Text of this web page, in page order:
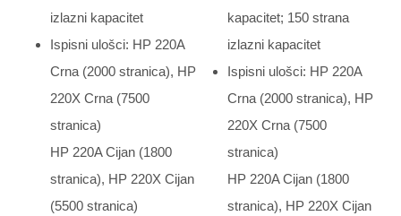
izlazni kapacitet
Ispisni ulošci: HP 220A
Crna (2000 stranica), HP
220X Crna (7500
stranica)
HP 220A Cijan (1800
stranica), HP 220X Cijan
(5500 stranica)
kapacitet; 150 strana
izlazni kapacitet
Ispisni ulošci: HP 220A
Crna (2000 stranica), HP
220X Crna (7500
stranica)
HP 220A Cijan (1800
stranica), HP 220X Cijan